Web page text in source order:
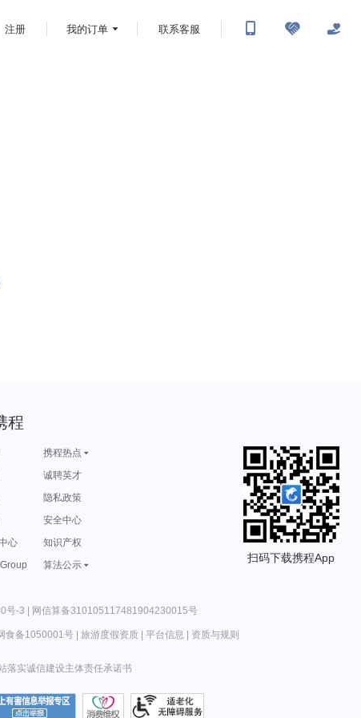
注册 我的订单 联系客服
程
携程热点
诚聘英才
隐私政策
安全中心
心
知识产权
算法公示
扫码下载携程App
号-3 | 网信算备310105117481904230015号
食备1050001号| 旅游度假资质| 平台信息 资质与规则
落实诚信建设主体责任承诺书